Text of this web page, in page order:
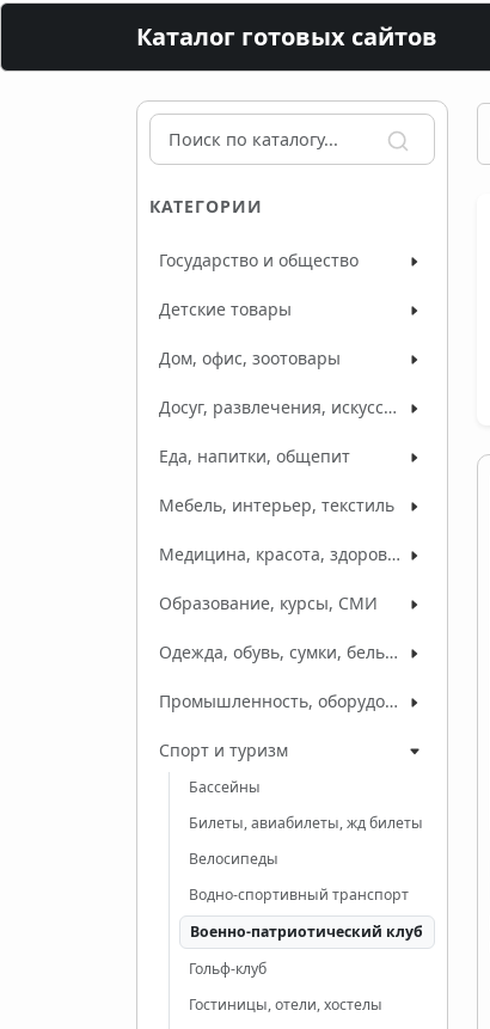
Каталог готовых сайтов
КАТЕГОРИИ
Государство и общество
Детские товары
Дом, офис, зоотовары
Досуг, развлечения, искусство
Еда, напитки, общепит
Мебель, интерьер, текстиль
Медицина, красота, здоровье
Образование, курсы, СМИ
Одежда, обувь, сумки, белье, ткани
Промышленность, оборудование, сырье
Спорт и туризм
Бассейны
Билеты, авиабилеты, жд билеты
Велосипеды
Водно-спортивный транспорт
Военно-патриотический клуб
Гольф-клуб
Гостиницы, отели, хостелы